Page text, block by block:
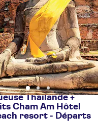
Thaïlande +
Cham Am Hôtel
resort - Départs